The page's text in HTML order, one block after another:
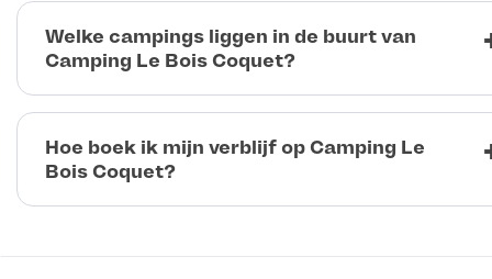
Welke campings liggen in de buurt van
Camping Le Bois Coquet?
Hoe boek ik mijn verblijf op Camping Le
Bois Coquet?